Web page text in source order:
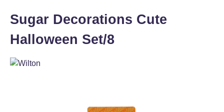
Sugar Decorations Cute
Halloween Set/8